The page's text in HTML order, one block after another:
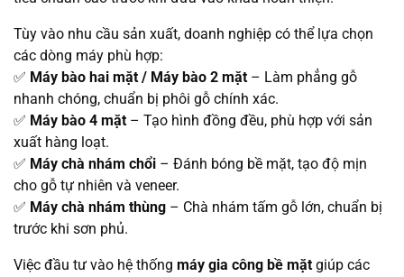
Tùy vào nhu cầu sản xuất, doanh nghiệp có thể lựa chọn
các dòng máy phù hợp:
✅ Máy bào hai mặt / Máy bào 2 mặt– Làm phẳng gỗ
nhanh chóng, chuẩn bị phôi gỗ chính xác.
✅ Máy bào 4 mặt– Tạo hình đồng đều, phù hợp với sản
xuất hàng loạt.
✅ Máy chà nhám chổi – Đánh bóng bề mặt, tạo độ mịn
cho gỗ tự nhiên và veneer.
✅ Máy chà nhám thùng – Chà nhám tấm gỗ lớn, chuẩn bị
trước khi sơn phủ.
Việc đầu tư vào hệ thống máy gia công bề mặtgiúp các